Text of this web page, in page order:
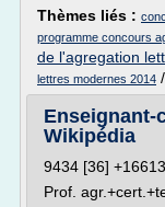
Thèmes liés :
programme concours
de l'agregation
lettres modernes 2014 /
Wikipédia
9434 [36]
Prof.